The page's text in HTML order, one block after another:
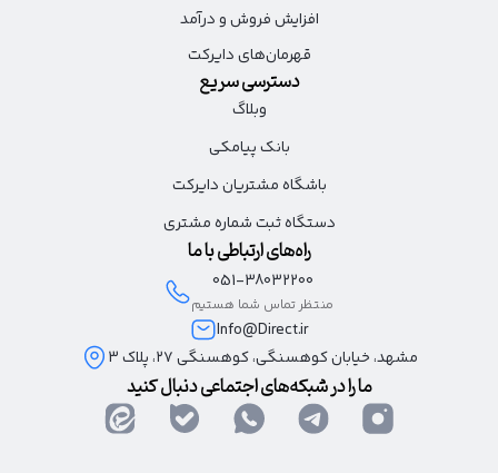
افزایش فروش و درآمد
قهرمان‌های دایرکت
دسترسی سریع
وبلاگ
بانک پیامکی
باشگاه مشتریان دایرکت
دستگاه ثبت شماره مشتری
راه‌های ارتباطی با ما
051-38032200
منتظر تماس شما هستیم
Info@Direct.ir
مشهد، خیابان کوهسنگی، کوهسنگی ۲۷، پلاک 3
ما را در شبکه‌های اجتماعی دنبال کنید